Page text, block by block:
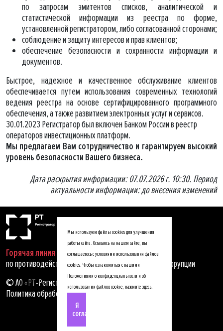
по запросам эмитентов списков, аналитической и
статистической информации из реестра по форме,
установленной регистратором, либо согласованной сторонами;
соблюдение и защиту интересов и прав клиентов;
обеспечение безопасности и сохранности информации и
документов.
Быстрое, надежное и качественное обслуживание клиентов
обеспечивается путем использования современных технологий
ведения реестра на основе сертифицированного программного
обеспечения, а также развитием электронных услуг и сервисов.
30.01.2023 Регистратор был включен Банком России в реестр
операторов инвестиционных платформ.
Мы предлагаем Вам сотрудничество и гарантируем высокий
уровень безопасности Вашего бизнеса.
Дата раскрытия информации: 07.07.2026 г. 10:30. Период
актуальности информации: до внесения изменений
Горячая линия
по противодействию мошенничеству, хищениям и коррупции
© АО «РТ-Регистратор», 2025
Политика обработки персональных данных
Мы используем файлы cookies для улучшения
работы сайта. Оставаясь на нашем сайте, вы
соглашаетесь с условиями использования файлов
cookies. Чтобы ознакомиться с нашими
Положениями о конфиденциальности и об
использовании файлов cookie, нажмите здесь.
Я
согласен